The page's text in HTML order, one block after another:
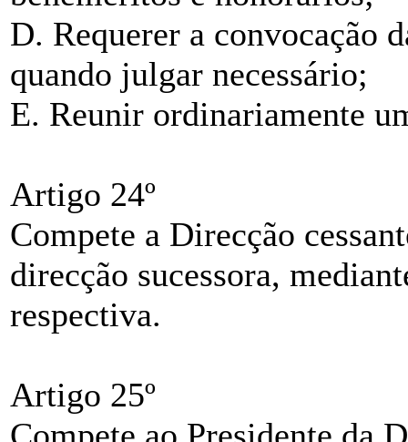
D. Requerer a convocação
quando julgar necessário;
E. Reunir ordinariamente
Artigo 24º
Compete a Direcção
direcção sucessora,
respectiva.
Artigo 25º